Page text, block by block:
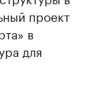
проект
в
для